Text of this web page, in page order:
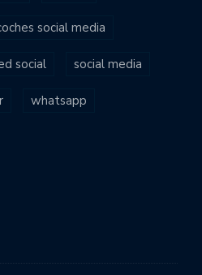
social media
social social media
whatsapp